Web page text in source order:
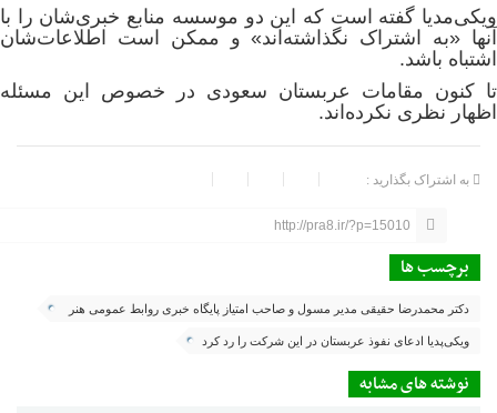
ویکی‌مدیا گفته است که این دو موسسه منابع خبری‌شان را با
آنها «به اشتراک نگذاشته‌اند» و ممکن است اطلاعات‌شان
اشتباه باشد.
تا کنون مقامات عربستان سعودی در خصوص این مسئله
اظهار نظری نکرده‌اند.
به اشتراک بگذارید :
http://pra8.ir/?p=15010
برچسب ها
دکتر محمدرضا حقیقی مدیر مسول و صاحب امتیاز پایگاه خبری روابط عمومی هنر
هشتم
ویکی‌پدیا ادعای نفوذ عربستان در این شرکت را رد کرد
نوشته های مشابه